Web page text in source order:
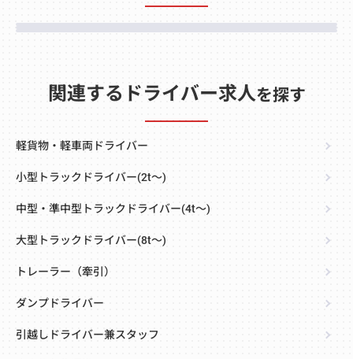
関連するドライバー求人を探す
軽貨物・軽車両ドライバー
小型トラックドライバー(2t～)
中型・準中型トラックドライバー(4t～)
大型トラックドライバー(8t～)
トレーラー（牽引）
ダンプドライバー
引越しドライバー兼スタッフ